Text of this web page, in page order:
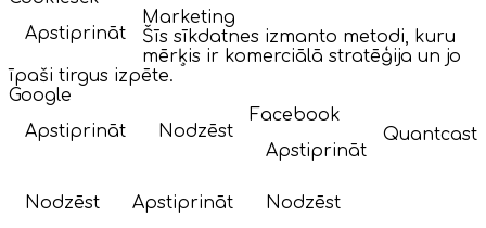
Apstiprināt
Marketing
Šīs sīkdatnes izmanto metodi, kuru
mērķis ir komerciālā stratēģija un jo
īpaši tirgus izpēte.
Google
Apstiprināt
Nodzēst
Facebook
Apstiprināt
Nodzēst
Quantcast
Apstiprināt
Nodzēst